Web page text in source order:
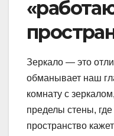
Зеркало — это
обманывает наш
комнату с
пределы стены,
пространство